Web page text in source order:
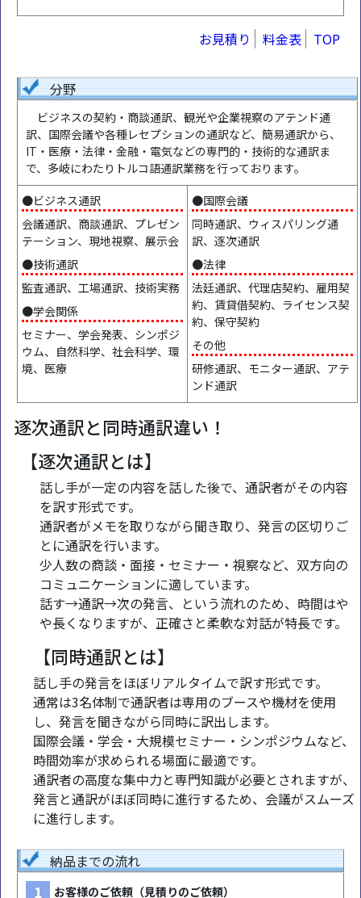
お見積り 料金表 TOP
分野
ビジネスの契約・商談通訳、観光や企業視察のアテンド通
訳、国際会議や各種レセプションの通訳など、簡易通訳から、
IT・医療・法律・金融・電気などの専門的・技術的な通訳ま
で、多岐にわたりトルコ語通訳業務を行っております。
●ビジネス通訳
会議通訳、商談通訳、プレゼン
テーション、現地視察、展示会
●技術通訳
監査通訳、工場通訳、技術実務
●学会関係
セミナー、学会発表、シンポジ
ウム、自然科学、社会科学、環
境、医療
●国際会議
同時通訳、ウィスパリング通
訳、逐次通訳
●法律
法廷通訳、代理店契約、雇用契
約、賃貸借契約、ライセンス契
約、保守契約
その他
研修通訳、モニター通訳、アテ
ンド通訳
逐次通訳と同時通訳違い！
【逐次通訳とは】
話し手が一定の内容を話した後で、通訳者がその内容
を訳す形式です。
通訳者がメモを取りながら聞き取り、発言の区切りご
とに通訳を行います。
少人数の商談・面接・セミナー・視察など、双方向の
コミュニケーションに適しています。
話す→通訳→次の発言、という流れのため、時間はや
や長くなりますが、正確さと柔軟な対話が特長です。
【同時通訳とは】
話し手の発言をほぼリアルタイムで訳す形式です。
通常は3名体制で通訳者は専用のブースや機材を使用
し、発言を聞きながら同時に訳出します。
国際会議・学会・大規模セミナー・シンポジウムなど、
時間効率が求められる場面に最適です。
通訳者の高度な集中力と専門知識が必要とされますが、
発言と通訳がほぼ同時に進行するため、会議がスムーズ
に進行します。
納品までの流れ
1 お客様のご依頼（見積りのご依頼）